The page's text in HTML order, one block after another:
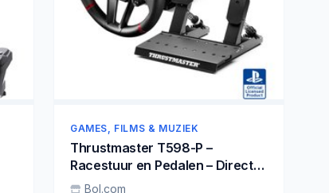
GAMES, FILMS & MUZIEK
Thrustmaster T598-P –
Racestuur en Pedalen – Direct
Axial Drive 10 Nm Force
Bol.com